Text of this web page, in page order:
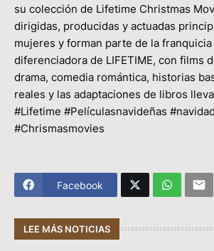
su colección de Lifetime Christmas
dirigidas, producidas y actuadas
mujeres y forman parte de la
diferenciadora de LIFETIME, con films
drama, comedia romántica, historias
reales y las adaptaciones de libros
#Lifetime #Películasnavideñas #navidad
#Chrismasmovies
Facebook
LEE MÁS NOTICIAS